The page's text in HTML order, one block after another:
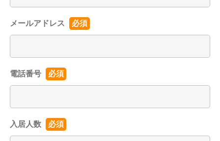
メールアドレス 必須
電話番号 必須
入居人数 必須